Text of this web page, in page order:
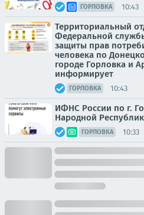
ГОРЛОВКА 10:43
Территориальный
Федеральной
защиты прав
человека по
городе Горловка и
информирует
ГОРЛОВКА 10:43
ИФНС России по г.
Народной
ГОРЛОВКА 10:33